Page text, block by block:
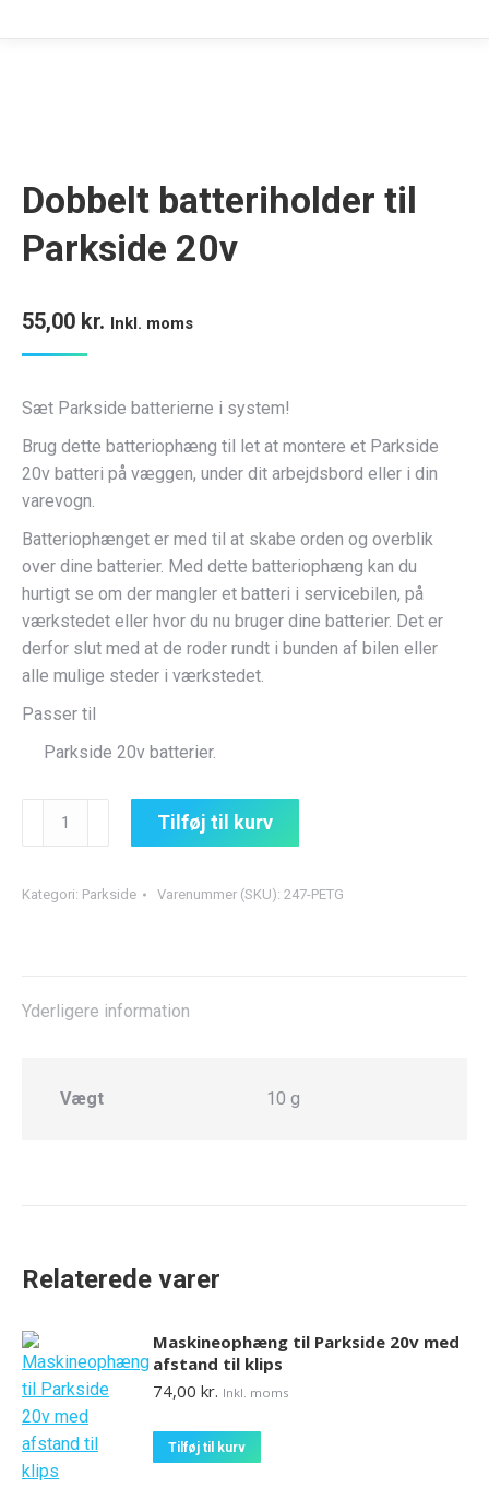
Dobbelt batteriholder til
Parkside 20v
55,00 kr. Inkl. moms
Sæt Parkside batterierne i system!
Brug dette batteriophæng til let at montere et Parkside
20v batteri på væggen, under dit arbejdsbord eller i din
varevogn.
Batteriophænget er med til at skabe orden og overblik
over dine batterier. Med dette batteriophæng kan du
hurtigt se om der mangler et batteri i servicebilen, på
værkstedet eller hvor du nu bruger dine batterier. Det er
derfor slut med at de roder rundt i bunden af bilen eller
alle mulige steder i værkstedet.
Passer til
Parkside 20v batterier.
Dobbelt
Parkside
Tilføj til kurv
Kategori: Parkside Varenummer (SKU): 247-PETG
Yderligere information
Vægt 10 g
Relaterede varer
Maskineophæng til Parkside 20v med
afstand til klips
74,00 kr. Inkl. moms
Tilføj til kurv